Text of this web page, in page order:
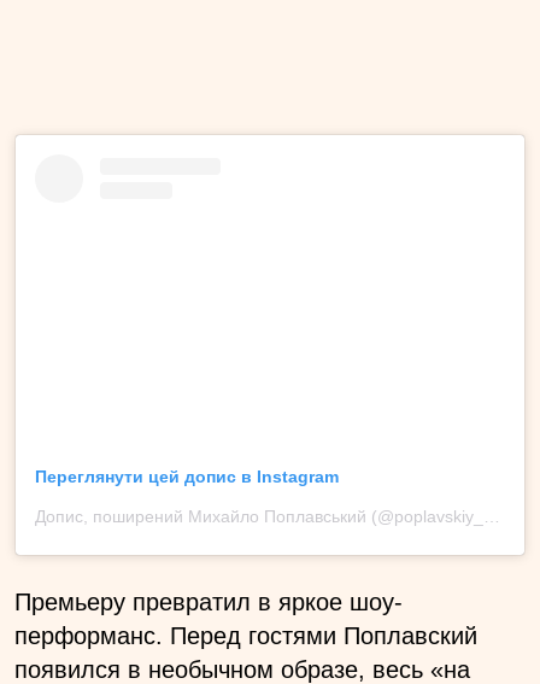
Переглянути цей допис в Instagram
Премьеру превратил в яркое шоу-
перформанс. Перед гостями Поплавский
появился в необычном образе, весь «на